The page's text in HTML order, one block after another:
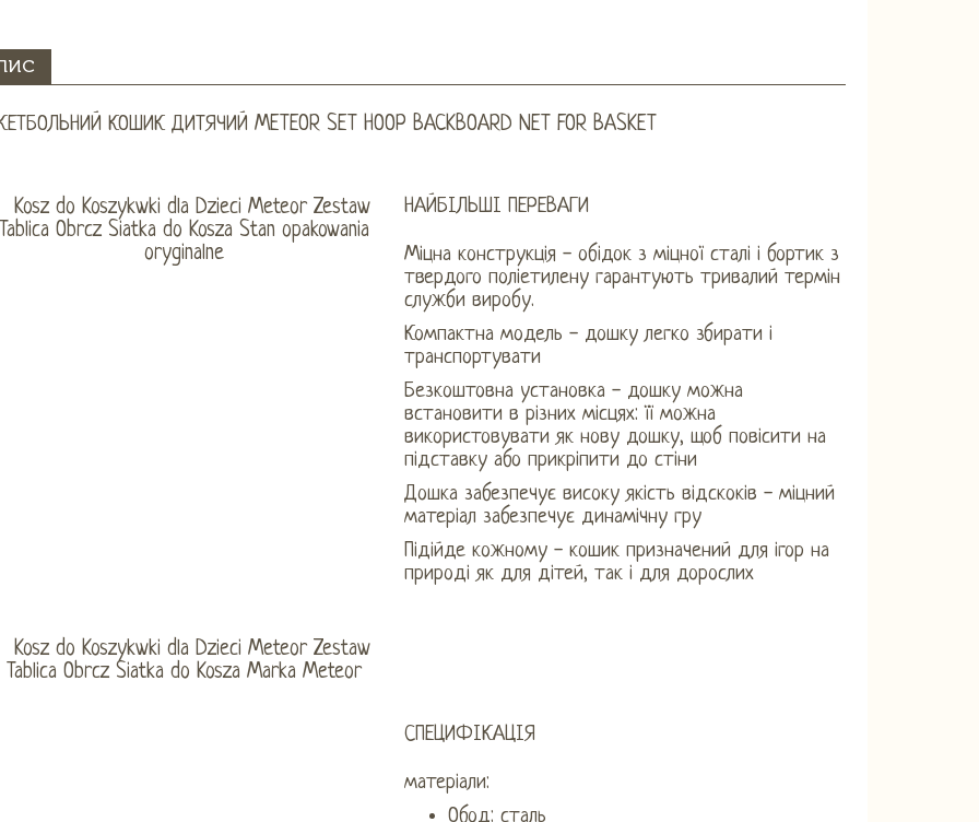
КОШИК ДИТЯЧИЙ METEOR SET HOOP BACKBOARD NET FOR BASKET
НАЙБІЛЬШІ ПЕРЕВАГИ
Міцна конструкція - обідок з міцної сталі і бортик з
твердого поліетилену гарантують тривалий термін
служби виробу.
Компактна модель - дошку легко збирати і
транспортувати
Безкоштовна установка - дошку можна
встановити в різних місцях: її можна
використовувати як нову дошку, щоб повісити на
підставку або прикріпити до стіни
Дошка забезпечує високу якість відскоків - міцний
матеріал забезпечує динамічну гру
Підійде кожному - кошик призначений для ігор на
природі як для дітей, так і для дорослих
СПЕЦИФІКАЦІЯ
матеріали:
Обод: сталь